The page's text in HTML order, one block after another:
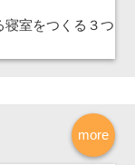
寝室をつくる３つ
more